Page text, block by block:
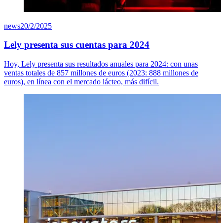
news20/2/2025
Lely presenta sus cuentas para 2024
Hoy, Lely presenta sus resultados anuales para 2024: con unas
ventas totales de 857 millones de euros (2023: 888 millones de
euros), en línea con el mercado lácteo, más difícil.